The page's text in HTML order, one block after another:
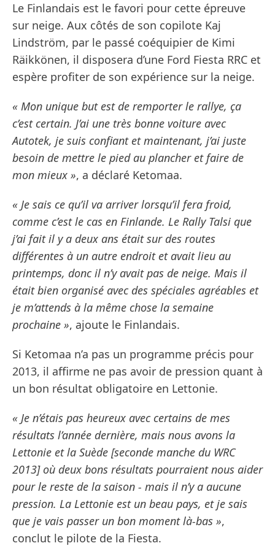
Le Finlandais est le favori pour cette épreuve
sur neige. Aux côtés de son copilote Kaj
Lindström, par le passé coéquipier de Kimi
Räikkönen, il disposera d’une Ford Fiesta RRC et
espère profiter de son expérience sur la neige.
« Mon unique but est de remporter le rallye, ça
c’est certain. J’ai une très bonne voiture avec
Autotek, je suis confiant et maintenant, j’ai juste
besoin de mettre le pied au plancher et faire de
mon mieux », a déclaré Ketomaa.
« Je sais ce qu’il va arriver lorsqu’il fera froid,
comme c’est le cas en Finlande. Le Rally Talsi que
j’ai fait il y a deux ans était sur des routes
différentes à un autre endroit et avait lieu au
printemps, donc il n’y avait pas de neige. Mais il
était bien organisé avec des spéciales agréables et
je m’attends à la même chose la semaine
prochaine », ajoute le Finlandais.
Si Ketomaa n’a pas un programme précis pour
2013, il affirme ne pas avoir de pression quant à
un bon résultat obligatoire en Lettonie.
« Je n’étais pas heureux avec certains de mes
résultats l’année dernière, mais nous avons la
Lettonie et la Suède [seconde manche du WRC
2013] où deux bons résultats pourraient nous aider
pour le reste de la saison - mais il n’y a aucune
pression. La Lettonie est un beau pays, et je sais
que je vais passer un bon moment là-bas »,
conclut le pilote de la Fiesta.